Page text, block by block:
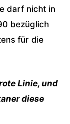
darf nicht in
bezüglich
für die
Linie, und
diese